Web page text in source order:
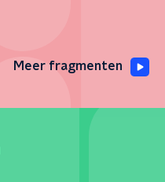
Meer fragmenten